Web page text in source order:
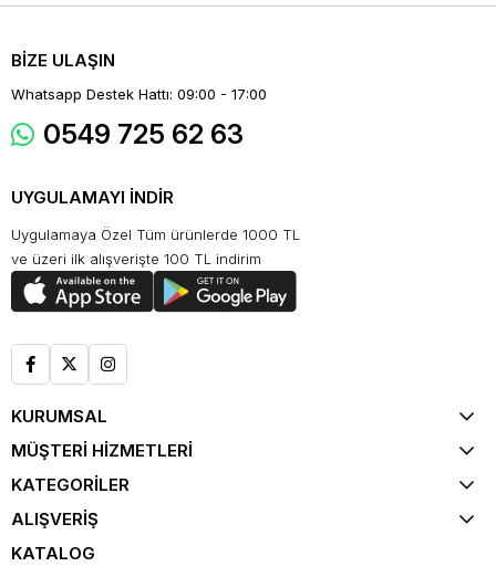
BİZE ULAŞIN
Whatsapp Destek Hattı: 09:00 - 17:00
0549 725 62 63
UYGULAMAYI İNDİR
Uygulamaya Özel Tüm ürünlerde 1000 TL
ve üzeri ilk alışverişte 100 TL indirim
KURUMSAL
MÜŞTERİ HİZMETLERİ
KATEGORİLER
ALIŞVERİŞ
KATALOG